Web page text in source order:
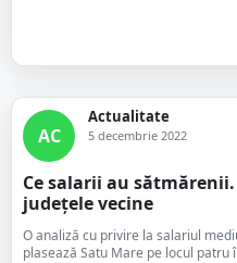
AC
Actualitate
5 decembrie 2022
Ce salarii au
județele vecine
O analiză cu privire la salariul
plasează Satu Mare pe locul patru